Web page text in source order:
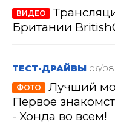
ВИДЕО
Британии
ТЕСТ-ДРАЙВЫ 06/08
ФОТО
Лучший
Первое
- Хонда во всем!